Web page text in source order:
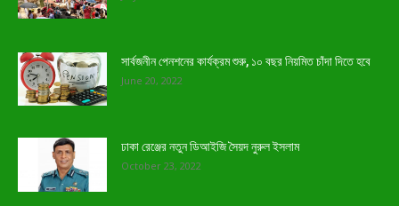
সার্বজনীন পেনশনের কার্যক্রম শুরু, ১০ বছর নিয়মিত চাঁদা দিতে হবে
June 20, 2022
ঢাকা রেঞ্জের নতুন ডিআইজি সৈয়দ নুরুল ইসলাম
October 23, 2022